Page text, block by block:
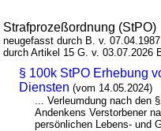
Strafprozeßordnung (StPO)
neugefasst durch B. v.
durch Artikel 15 G. v. 03.07.2026
§ 100k StPO Erhebung
Diensten (vom 14.05.2024)
... Verleumdung nach den
Andenkens Verstorbener
persönlichen Lebens- und